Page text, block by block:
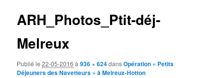
ARH_Photos_Ptit-déj-
Melreux
Publié le22-05-2016 à936 × 624dansOpération « Petits
Déjeuners des Navetteurs » à Melreux-Hotton